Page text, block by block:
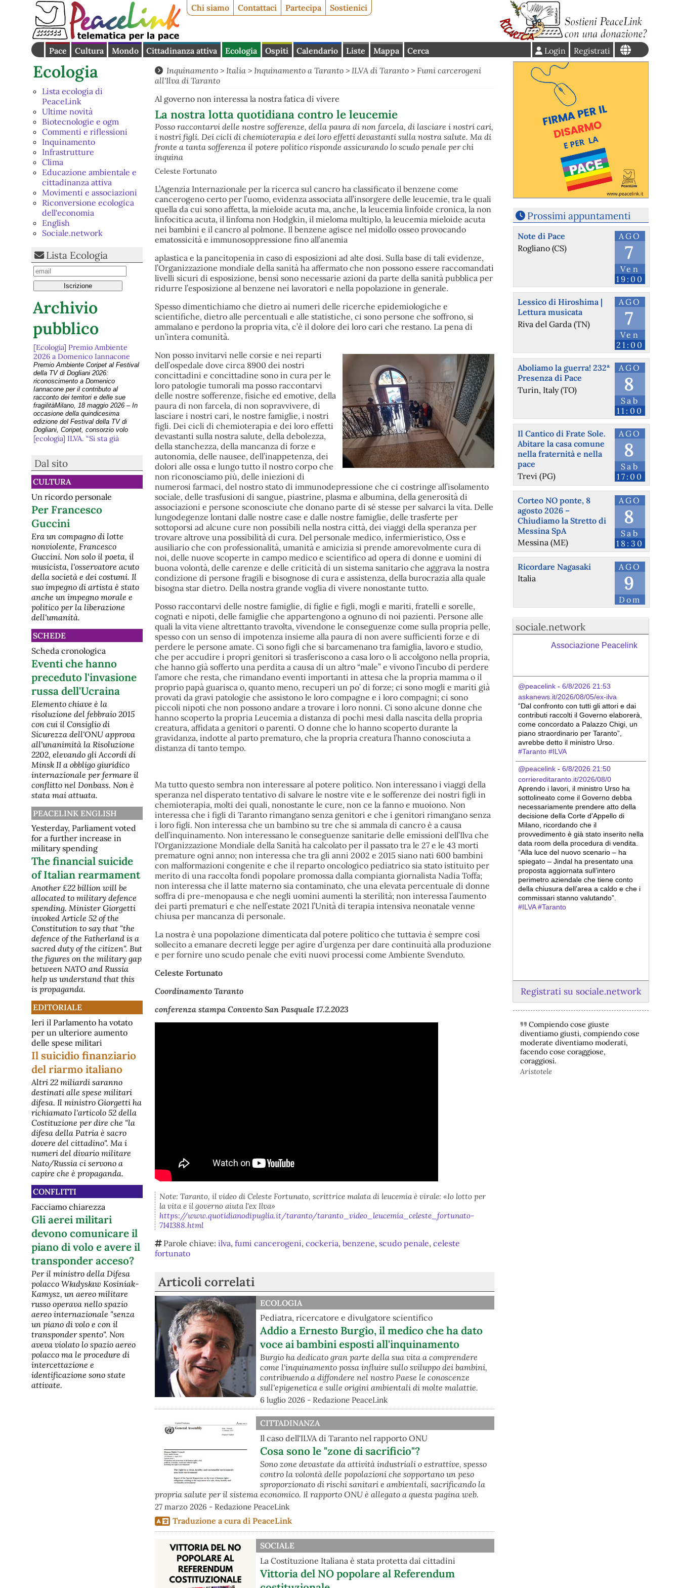
Chi siamo Contattaci Partecipa Sostienici
Pace Cultura Mondo Cittadinanza attiva Ecologia Ospiti Calendario Liste Mappa Cerca Registrati
Login
Ecologia
Lista ecologia di
PeaceLink
Ultime novità
Biotecnologie e ogm
Commenti e riflessioni
Inquinamento
Infrastrutture
Clima
Educazione ambientale e
cittadinanza attiva
Movimenti e associazioni
Riconversione ecologica
dell'economia
English
Sociale.network
Lista Ecologia
Archivio
pubblico
[Ecologia] Premio Ambiente
2026 a Domenico Iannacone
Premio Ambiente Coripet al Festival
della TV di Dogliani 2026:
riconoscimento a Domenico
Iannacone per il contributo al
racconto dei territori e delle sue
fragilitàMilano, 18 maggio 2026 – In
occasione della quindicesima
edizione del Festival della TV di
Dogliani, Coripet, consorzio volo
[ecologia] ILVA. “Si sta già
Il vertice romano sul futuro dell’ex
Ilva si è aperto con un annuncio
destinato a segnare profondamente
il confronto sul destino dello
stabilimento siderurgico di Taranto.
Durante la riunione con i
rappresentanti della Regione Puglia,
del Comune e della Provincia di
Taranto e in col
Dal sito
CULTURA
Un ricordo personale
Per Francesco
Guccini
Era un compagno di lotte
nonviolente, Francesco
Guccini. Non solo il poeta, il
musicista, l'osservatore acuto
della società e dei costumi. Il
suo impegno di artista è stato
anche un impegno morale e
politico per la liberazione
dell'umanità.
SCHEDE
Scheda cronologica
Eventi che hanno
preceduto l'invasione
russa dell'Ucraina
Elemento chiave è la
risoluzione del febbraio 2015
con cui il Consiglio di
Sicurezza dell'ONU approva
all'unanimità la Risoluzione
2202, elevando gli Accordi di
Minsk II a obbligo giuridico
internazionale per fermare il
conflitto nel Donbass. Non è
stata mai attuata.
PEACELINK ENGLISH
Yesterday, Parliament voted
for a further increase in
military spending
The financial suicide
of Italian rearmament
Another £22 billion will be
allocated to military defence
spending. Minister Giorgetti
invoked Article 52 of the
Constitution to say that "the
defence of the Fatherland is a
sacred duty of the citizen". But
the figures on the military gap
between NATO and Russia
help us understand that this
is propaganda.
EDITORIALE
Ieri il Parlamento ha votato
per un ulteriore aumento
delle spese militari
Il suicidio finanziario
del riarmo italiano
Altri 22 miliardi saranno
destinati alle spese militari
difesa. Il ministro Giorgetti ha
richiamato l'articolo 52 della
Costituzione per dire che "la
difesa della Patria è sacro
dovere del cittadino". Ma i
numeri del divario militare
Nato/Russia ci servono a
capire che è propaganda.
CONFLITTI
Facciamo chiarezza
Gli aerei militari
devono comunicare il
piano di volo e avere il
transponder acceso?
Per il ministro della Difesa
polacco Władysław Kosiniak-
Kamysz, un aereo militare
russo operava nello spazio
aereo internazionale "senza
un piano di volo e con il
transponder spento". Non
aveva violato lo spazio aereo
polacco ma le procedure di
intercettazione e
identificazione sono state
attivate.
Inquinamento >Italia >Inquinamento a Taranto >ILVA di Taranto >Fumi carcerogeni
all'Ilva di Taranto
Al governo non interessa la nostra fatica di vivere
La nostra lotta quotidiana contro le leucemie
Posso raccontarvi delle nostre sofferenze, della paura di non farcela, di lasciare i nostri cari,
i nostri figli. Dei cicli di chemioterapia e dei loro effetti devastanti sulla nostra salute. Ma di
fronte a tanta sofferenza il potere politico risponde assicurando lo scudo penale per chi
inquina
Celeste Fortunato
L’Agenzia Internazionale per la ricerca sul cancro ha classificato il benzene come
cancerogeno certo per l’uomo, evidenza associata all’insorgere delle leucemie, tra le quali
quella da cui sono affetta, la mieloide acuta ma, anche, la leucemia linfoide cronica, la non
linfocitica acuta, il linfoma non Hodgkin, il mieloma multiplo, la leucemia mieloide acuta
nei bambini e il cancro al polmone. Il benzene agisce nel midollo osseo provocando
ematossicità e immunosoppressione fino all’anemia
aplastica e la pancitopenia in caso di esposizioni ad alte dosi. Sulla base di tali evidenze,
l’Organizzazione mondiale della sanità ha affermato che non possono essere raccomandati
livelli sicuri di esposizione, bensì sono necessarie azioni da parte della sanità pubblica per
ridurre l’esposizione al benzene nei lavoratori e nella popolazione in generale.
Spesso dimentichiamo che dietro ai numeri delle ricerche epidemiologiche e
scientifiche, dietro alle percentuali e alle statistiche, ci sono persone che soffrono, si
ammalano e perdono la propria vita, c’è il dolore dei loro cari che restano. La pena di
un’intera comunità.
Non posso invitarvi nelle corsie e nei reparti
dell’ospedale dove circa 8900 dei nostri
concittadini e concittadine sono in cura per le
loro patologie tumorali ma posso raccontarvi
delle nostre sofferenze, fisiche ed emotive, della
paura di non farcela, di non sopravvivere, di
lasciare i nostri cari, le nostre famiglie, i nostri
figli. Dei cicli di chemioterapia e dei loro effetti
devastanti sulla nostra salute, della debolezza,
della stanchezza, della mancanza di forze e
autonomia, delle nausee, dell’inappetenza, dei
dolori alle ossa e lungo tutto il nostro corpo che
non riconosciamo più, delle iniezioni di
numerosi farmaci, del nostro stato di immunodepressione che ci costringe all’isolamento
sociale, delle trasfusioni di sangue, piastrine, plasma e albumina, della generosità di
associazioni e persone sconosciute che donano parte di sé stesse per salvarci la vita. Delle
lungodegenze lontani dalle nostre case e dalle nostre famiglie, delle trasferte per
sottoporsi ad alcune cure non possibili nella nostra città, dei viaggi della speranza per
trovare altrove una possibilità di cura. Del personale medico, infermieristico, Oss e
ausiliario che con professionalità, umanità e amicizia si prende amorevolmente cura di
noi, delle nuove scoperte in campo medico e scientifico ad opera di donne e uomini di
buona volontà, delle carenze e delle criticità di un sistema sanitario che aggrava la nostra
condizione di persone fragili e bisognose di cura e assistenza, della burocrazia alla quale
bisogna star dietro. Della nostra grande voglia di vivere nonostante tutto.
Posso raccontarvi delle nostre famiglie, di figlie e figli, mogli e mariti, fratelli e sorelle,
cognati e nipoti, delle famiglie che appartengono a ognuno di noi pazienti. Persone alle
quali la vita viene altrettanto travolta, vivendone le conseguenze come sulla propria pelle,
spesso con un senso di impotenza insieme alla paura di non avere sufficienti forze e di
perdere le persone amate. Ci sono figli che si barcamenano tra famiglia, lavoro e studio,
che per accudire i propri genitori si trasferiscono a casa loro o li accolgono nella propria,
che hanno già sofferto una perdita a causa di un altro “male” e vivono l’incubo di perdere
l’amore che resta, che rimandano eventi importanti in attesa che la propria mamma o il
proprio papà guarisca o, quanto meno, recuperi un po’ di forze; ci sono mogli e mariti già
provati da gravi patologie che assistono le loro compagne e i loro compagni; ci sono
piccoli nipoti che non possono andare a trovare i loro nonni. Ci sono alcune donne che
hanno scoperto la propria Leucemia a distanza di pochi mesi dalla nascita della propria
creatura, affidata a genitori o parenti. O donne che lo hanno scoperto durante la
gravidanza, indotte al parto prematuro, che la propria creatura l’hanno conosciuta a
distanza di tanto tempo.
Ma tutto questo sembra non interessare al potere politico. Non interessano i viaggi della
speranza nel disperato tentativo di salvare le nostre vite e le sofferenze dei nostri figli in
chemioterapia, molti dei quali, nonostante le cure, non ce la fanno e muoiono. Non
interessa che i figli di Taranto rimangano senza genitori e che i genitori rimangano senza
i loro figli. Non interessa che un bambino su tre che si ammala di cancro è a causa
dell’inquinamento. Non interessano le conseguenze sanitarie delle emissioni dell’Ilvache
l'Organizzazione Mondiale della Sanità ha calcolato per il passato tra le 27 e le 43 morti
premature ogni anno; non interessa che tra gli anni 2002 e 2015 siano nati 600 bambini
con malformazioni congenite e che il reparto oncologico pediatrico sia stato istituito per
merito di una raccolta fondi popolare promossa dalla compianta giornalista Nadia Toffa;
non interessa che il latte materno sia contaminato, che una elevata percentuale di donne
soffra di pre-menopausa e che negli uomini aumenti la sterilità; non interessa l’aumento
dei parti prematuri e che nell’estate 2021 l’Unità di terapia intensiva neonatale venne
chiusa per mancanza di personale.
La nostra è una popolazione dimenticata dal potere politico che tuttavia è sempre così
sollecito a emanare decreti legge per agire d’urgenza per dare continuità alla produzione
e per fornire uno scudo penale che eviti nuovi processi come Ambiente Svenduto.
Celeste Fortunato
Coordinamento Taranto
conferenza stampa Convento San Pasquale 17.2.2023
Note: Taranto, il video di Celeste Fortunato, scrittrice malata di leucemia è virale: «Io lotto per
la vita e il governo aiuta l'ex Ilva»
https://www.quotidianodipuglia.it/taranto/taranto_video_leucemia_celeste_fortunato-
7141388.html
Parole chiave:ilva,fumi cancerogeni,cockeria,benzene,scudo penale,celeste
fortunato
Articoli correlati
ECOLOGIA
Pediatra, ricercatore e divulgatore scientifico
Addio a Ernesto Burgio, il medico che ha dato
voce ai bambini esposti all'inquinamento
Burgio ha dedicato gran parte della sua vita a comprendere
come l'inquinamento possa influire sullo sviluppo dei bambini,
contribuendo a diffondere nel nostro Paese le conoscenze
sull'epigenetica e sulle origini ambientali di molte malattie.
6 luglio 2026 - Redazione PeaceLink
CITTADINANZA
Il caso dell'ILVA di Taranto nel rapporto ONU
Cosa sono le "zone di sacrificio"?
Sono zone devastate da attività industriali o estrattive, spesso
contro la volontà delle popolazioni che sopportano un peso
sproporzionato di rischi sanitari e ambientali, sacrificando la
propria salute per il sistema economico. Il rapporto ONU è allegato a questa pagina web.
27 marzo 2026 - Redazione PeaceLink
Traduzione a cura di PeaceLink
SOCIALE
La Costituzione Italiana è stata protetta dai cittadini
Vittoria del NO popolare al Referendum
Prossimi appuntamenti
AGO
7
Ven
19:00
Note di Pace
Rogliano (CS)
AGO
7
Ven
21:00
Lessico di Hiroshima |
Lettura musicata
Riva del Garda (TN)
AGO
8
Sab
11:00
Aboliamo la guerra! 232ª
Presenza di Pace
Turin, Italy (TO)
AGO
8
Sab
17:00
Il Cantico di Frate Sole.
Abitare la casa comune
nella fraternità e nella
pace
Trevi (PG)
AGO
8
Sab
18:30
Corteo NO ponte, 8
agosto 2026 –
Chiudiamo la Stretto di
Messina SpA
Messina (ME)
AGO
9
Dom
Ricordare Nagasaki
Italia
sociale.network
Associazione Peacelink
@peacelink - 6/8/2026 21:53
askanews.it/2026/08/05/ex-ilva
“Dal confronto con tutti gli attori e dai
contributi raccolti il Governo elaborerà,
come concordato a Palazzo Chigi, un
piano straordinario per Taranto”,
avrebbe detto il ministro Urso.
#Taranto #ILVA
@peacelink - 6/8/2026 21:50
corriereditaranto.it/2026/08/0
Aprendo i lavori, il ministro Urso ha
sottolineato come il Governo debba
necessariamente prendere atto della
decisione della Corte d’Appello di
Milano, ricordando che il
provvedimento è già stato inserito nella
data room della procedura di vendita.
“Alla luce del nuovo scenario – ha
spiegato – Jindal ha presentato una
proposta aggiornata sull’intero
perimetro aziendale che tiene conto
della chiusura dell’area a caldo e che i
commissari stanno valutando”.
#ILVA #Taranto
@peacelink - 6/8/2026 21:45
borsaitaliana.it/borsa/notizie
Si sta ragionando su un piano B per
Taranto dopo la chiusura dell’area a
caldo dell’ILVA?
#ILVA #Taranto
Registrati su sociale.network
Compiendo cose giuste
diventiamo giusti, compiendo cose
moderate diventiamo moderati,
facendo cose coraggiose,
coraggiosi.
Aristotele